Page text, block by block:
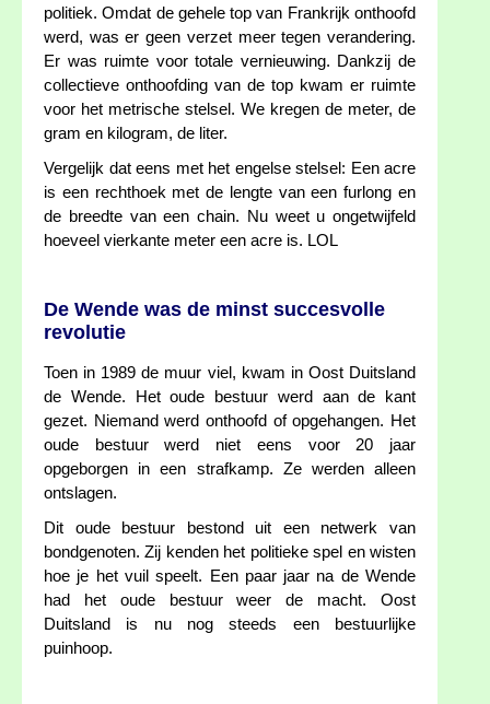
politiek. Omdat de gehele top van Frankrijk onthoofd
werd, was er geen verzet meer tegen verandering.
Er was ruimte voor totale vernieuwing. Dankzij de
collectieve onthoofding van de top kwam er ruimte
voor het metrische stelsel. We kregen de meter, de
gram en kilogram, de liter.
Vergelijk dat eens met het engelse stelsel: Een acre
is een rechthoek met de lengte van een furlong en
de breedte van een chain. Nu weet u ongetwijfeld
hoeveel vierkante meter een acre is. LOL
De Wende was de minst succesvolle
revolutie
Toen in 1989 de muur viel, kwam in Oost Duitsland
de Wende. Het oude bestuur werd aan de kant
gezet. Niemand werd onthoofd of opgehangen. Het
oude bestuur werd niet eens voor 20 jaar
opgeborgen in een strafkamp. Ze werden alleen
ontslagen.
Dit oude bestuur bestond uit een netwerk van
bondgenoten. Zij kenden het politieke spel en wisten
hoe je het vuil speelt. Een paar jaar na de Wende
had het oude bestuur weer de macht. Oost
Duitsland is nu nog steeds een bestuurlijke
puinhoop.